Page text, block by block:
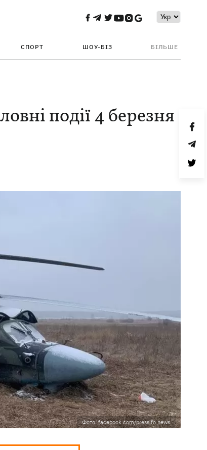
СПОРТ ШОУ-БІЗ БІЛЬШЕ
події 4 березня
Фото: facebook.com/pressjfo.news